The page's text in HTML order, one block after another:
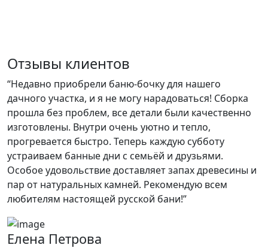
Отзывы клиентов
“Недавно приобрели баню-бочку для нашего
дачного участка, и я не могу нарадоваться! Сборка
прошла без проблем, все детали были качественно
изготовлены. Внутри очень уютно и тепло,
прогревается быстро. Теперь каждую субботу
устраиваем банные дни с семьёй и друзьями.
Особое удовольствие доставляет запах древесины и
пар от натуральных камней. Рекомендую всем
любителям настоящей русской бани!”
Елена Петрова